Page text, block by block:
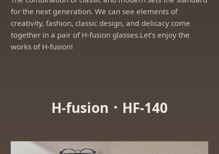
for the next generation. We can see elements of
creativity, fashion, classic design, and delicacy come
together in a pair of H-fusion glasses.Let’s enjoy the
works of H-fusion!
H-fusion．HF-140